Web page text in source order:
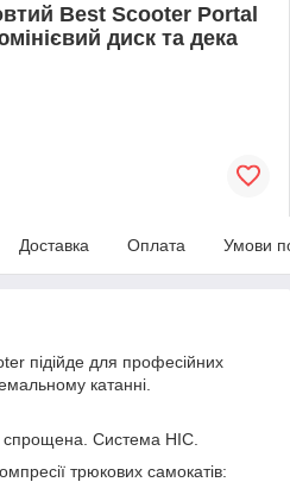
Best Scooter Portal
диск та дека
Доставка Оплата Умови
підійде для професійних
катанні.
спрощена. Система HIC.
трюкових самокатів: